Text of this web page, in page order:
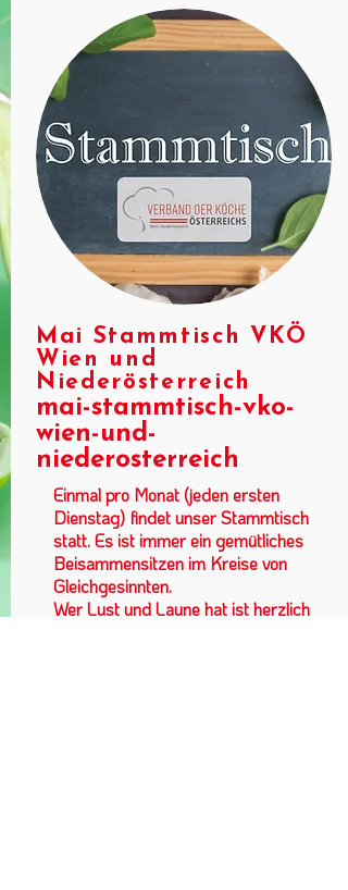
Mai Stammtisch VKÖ
Wien und
Niederösterreich
mai-stammtisch-vko-
wien-und-
niederosterreich
Einmal pro Monat (jeden ersten
Dienstag) findet unser Stammtisch
statt. Es ist immer ein gemütliches
Beisammensitzen im Kreise von
Gleichgesinnten.
Wer Lust und Laune hat ist herzlich